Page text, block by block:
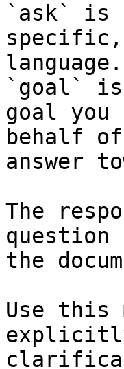
`ask` is
language.
`goal` is
goal
behalf
answer
The
question
the
Use this